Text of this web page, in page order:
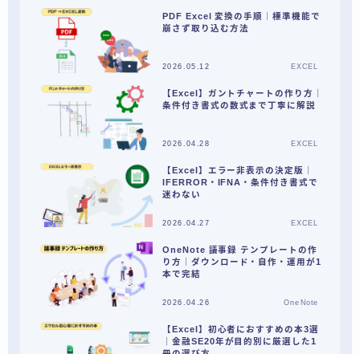
PDF Excel 変換の手順｜標準機能で
崩さず取り込む方法
2026.05.12 EXCEL
【Excel】ガントチャートの作り方｜
条件付き書式の数式まで丁寧に解説
2026.04.28 EXCEL
【Excel】エラー非表示の決定版｜
IFERROR・IFNA・条件付き書式で
迷わない
2026.04.27 EXCEL
OneNote 議事録 テンプレートの作
り方｜ダウンロード・自作・運用が1
本で完結
2026.04.26 OneNote
【Excel】初心者におすすめの本3選
｜金融SE20年が目的別に厳選した1